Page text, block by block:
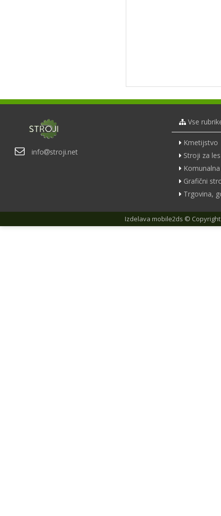
info stroji.net
Vse
Kmetijstvo
Stroji za les
Grafični
Trgovina,
Izdelava mobile2ds ©